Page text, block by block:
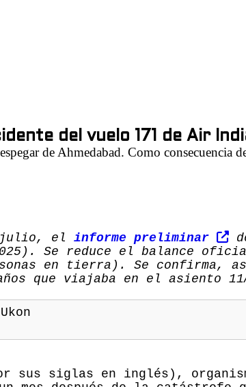
del vuelo 171 de Air
de Ahmedabad. Como consecuencia
julio, el informe preliminar
Se reduce el balance
en tierra). Se confirma,
que viajaba en el asiento
sus siglas en inglés),